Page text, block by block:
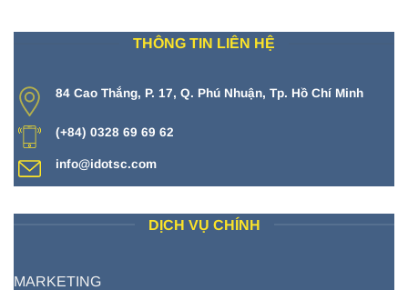
THÔNG TIN LIÊN HỆ
84 Cao Thắng, P. 17, Q. Phú Nhuận, Tp. Hồ Chí Minh
(+84) 0328 69 69 62
info@idotsc.com
DỊCH VỤ CHÍNH
MARKETING